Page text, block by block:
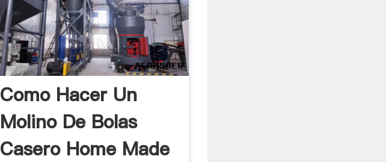
Como Hacer Un
Molino De Bolas
Casero Home Made